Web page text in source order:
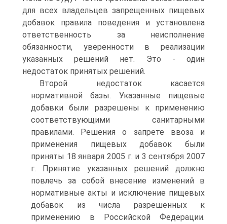
для всех владельцев запрещенных пищевых
добавок правила поведения и установлена
ответственность за неисполнение
обязанности, уверенности в реализации
указанных решений нет. Это - один
недостаток принятых решений.
Второй недостаток касается
нормативной базы. Указанные пищевые
добавки были разрешены к применению
соответствующими санитарными
правилами. Решения о запрете ввоза и
применения пищевых добавок были
приняты 18 января 2005 г. и 3 сентября 2007
г. Принятие указанных решений должно
повлечь за собой внесение изменений в
нормативные акты и исключение пищевых
добавок из числа разрешенных к
применению в Российской Федерации.